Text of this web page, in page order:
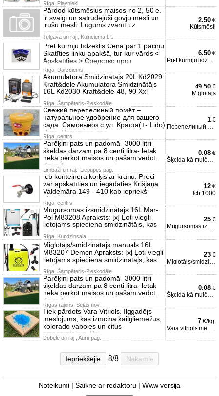
Rīga, Pļavnieki
Pārdod kūtsmēslus maisos no 2, 50 e.
Ir svaigi un satrūdējuši govju mēsli un
trušu mēsli. Lūgums zvanīt uz
epastiem ne
Jelgava un raj., Kalnciema l. t.
2.50 €
Kūtsmēsli
Pret kurmju līdzeklis Cena par 1 paciņu
Skatīties linku apakšā, tur kur vārds <
Apskatīties > Средство прот
Rīga, Dārzciems
6.50 €
Pret kurmju līdzeklis
Akumulatora Smidzinātājs 20L Kd2029
Kraft&dele Akumulatora Smidzinātājs
16L Kd2030 Kraft&dele-48, 90 Xxl
komplekts
Rīga, Šampēteris-Pleskodāle
49.50 €
Miglotājs
Свежий перепелиный помёт –
натуральное удобрение для вашего
сада. Самовывоз с ул. Краста(+- Lido)
Рига. Возможна дос
Rīga, centrs
1 €
Перепелиный помет
Parēķini pats un padomā- 3000 litri
šķeldas dārzam pa 8 centi litrā- lētāk
nekā pērkot maisos un pašam vedot.
Koka š
Limbaži un raj., Liepupes pag.
0.08 €
Šķelda kā mulča dārzam
Icb konteinera korķis ar krānu. Preci
var apskatīties un iegādāties Krišjāņa
Valdemāra 149 - 410 kab iepriekš
piezva
Rīga, centrs
12 €
Icb 1000
Mugursomas izsmidzinātājs 16L Mar-
Pol M83208 Apraksts: [x] Ļoti viegli
lietojams spiediena smidzinātājs, kas
noder m
Rīga, Kundziņsala
25 €
Mugursomas izsmidzinātājs
Miglotājs/smidzinātājs manuāls 16L
M83207 Demon Apraksts: [x] Ļoti viegli
lietojams spiediena smidzinātājs, kas
node
Rīga, Šampēteris-Pleskodāle
23 €
Miglotājs/smidzinātājs
Parēķini pats un padomā- 3000 litri
šķeldas dārzam pa 8 centi litrā- lētāk
nekā pērkot maisos un pašam vedot.
Koka š
Rīgas rajons, Sējas nov.
0.08 €
Šķelda kā mulča dārzam
Tiek pārdots Vara Vitriols. Ilggadējs
mēslojums, kas iznīcina kailgliemežus,
kolorado vaboles un citus
smecerniekus. Pal
Dobele un raj., Auru pag.
7 €/kg.
Vara vitriols mēslojums
Iepriekšējie 8/8 Nākamie
Noteikumi Saikne ar redaktoru Www versija